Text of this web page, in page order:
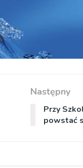
Następny
Przy
powstać